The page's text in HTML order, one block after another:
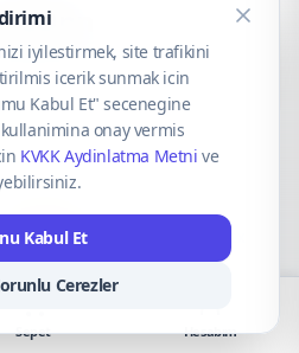
Tüm hakları saklıdır.
Mastercard
iyilestirmek, site trafikini
icerik sunmak icin
Kabul Et" secenegine
onay vermis
KVKK Aydinlatma Metni ve
Kabul Et
Cerezler
Sepet Hesabım